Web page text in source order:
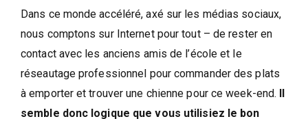
Dans ce monde accéléré, axé sur les médias sociaux,
nous comptons sur Internet pour tout – de rester en
contact avec les anciens amis de l’école et le
réseautage professionnel pour commander des plats
à emporter et trouver une chienne pour ce week-end. Il
semble donc logique que vous utilisiez le bon